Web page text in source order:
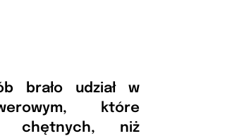
brało udział w
które
chętnych, niż